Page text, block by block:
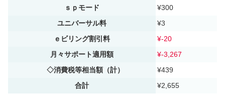
ｓｐモード
¥300
ユニバーサル料
¥3
ｅビリング割引料
¥-20
月々サポート適用額
¥-3,267
◇消費税等相当額（計）
¥439
合計
¥2,655